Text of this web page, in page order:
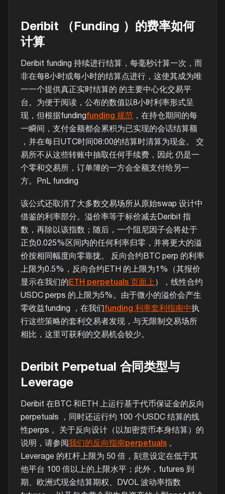
Deribit （Funding ）的费率如何
计算
Deribit funding 持续进行结算，每毫秒计算一次，而
非在每8小时或每小时的结算点进行，这使其成为唯
一一个提供真正实时结算的 的主要中心化交易平
台。为便于阅读，公布的数值以8小时利率形式呈
现，但根据funding funding 规范 ，在持仓期间的每
一瞬间，支付金额都会累积为已实现的会话结算额
，并在每日UTC时间08:00的结算时清算为现金。 交
易所不从这些转账中抽取任何手续费，因此 仍是一
个零和交易所，订单簿的一方会全额支付给另一
方。PnL funding
该公式还取消了大多数交易场所从原始swap 设计中
借鉴的利率部分。溢价率等于标价减去Deribit 指
数，再除以该指数；随后，一个阻尼因子会将处于
正负0.025%区间内的任何利率归零，并将更大的溢
价按相同幅度向零靠拢。 反向合约BTC perp 的利率
上限为0.5%，反向合约ETH 的上限为1%（其报价
显示在我们的 ETH perpetuals 页面上 ），线性合约
USDC perps 的上限为5%。由于微小的溢价会产生
零收益funding ，在我们 funding 利率套利指南中执
行这些策略的套利交易者发现，与无限制交易场所
相比，这里可获利的交易机会较少。
Deribit Perpetual 合同类型与
Leverage
Deribit 在BTC 和ETH 上运行基于代币保证金的反向
perpetuals ，同时还运行约 100 个USDC 结算的线
性perps 。关于反向设计（以加密货币本身结算）的
说明，请参阅 我们的反向指南perpetuals 。
Leverage 的杠杆上限为 50 倍，刻意设定在低于其
他平台 100 倍以上的上限水平；此外，futures 到
期、欧洲式现金结算期权、DVOL 波动率指数